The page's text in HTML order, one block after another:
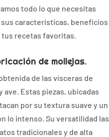
todo lo que necesitas
sus características, beneficios
recetas favoritas.
de mollejas.
de las vísceras de
Estas piezas, ubicadas
por su textura suave y un
lo intenso. Su versatilidad las
tradicionales y de alta